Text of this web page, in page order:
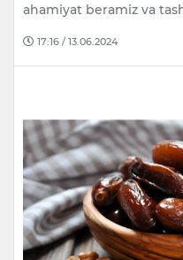
ahamiyat beramiz va
17:16 / 13.06.2024